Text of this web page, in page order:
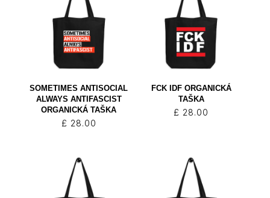
SOMETIMES ANTISOCIAL
ALWAYS ANTIFASCIST
ORGANICKÁ TAŠKA
£ 28.00
FCK IDF ORGANICKÁ
TAŠKA
£ 28.00